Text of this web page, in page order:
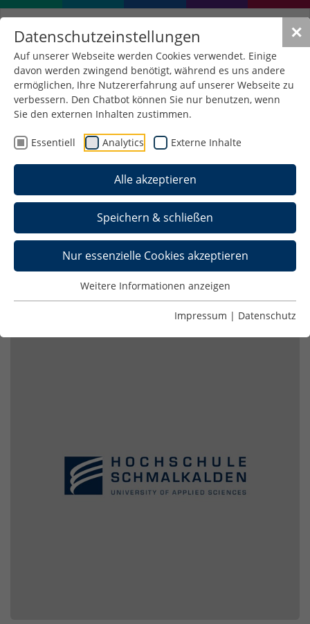
✕
Datenschutzeinstellungen
Auf unserer Webseite werden Cookies verwendet. Einige
davon werden zwingend benötigt, während es uns andere
ermöglichen, Ihre Nutzererfahrung auf unserer Webseite zu
verbessern. Den Chatbot können Sie nur benutzen, wenn
Sie den externen Inhalten zustimmen.
Essentiell Analytics Externe Inhalte
Alle akzeptieren
Speichern & schließen
Nur essenzielle Cookies akzeptieren
Weitere Informationen anzeigen
Impressum | Datenschutz
Lehrbeauftragte der
Fakultät Informatik